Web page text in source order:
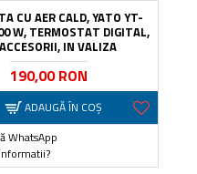
CU AER CALD, YATO YT-
W, TERMOSTAT DIGITAL,
IN VALIZA
190,00 RON
ADAUGĂ ÎN COŞ
WhatsApp